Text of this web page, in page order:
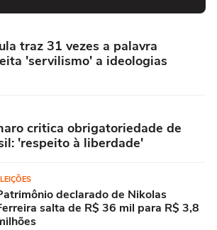
traz 31 vezes a palavra
'servilismo' a ideologias
critica obrigatoriedade de
'respeito à liberdade'
declarado de Nikolas
salta de R$ 36 mil para R$ 3,8